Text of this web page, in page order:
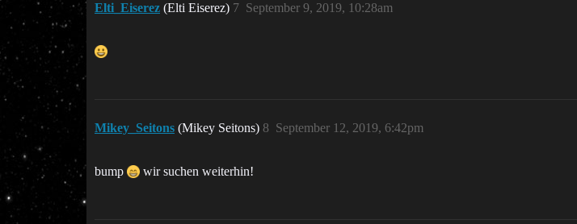
Elti_Eiserez (Elti Eiserez) September 9, 2019, 10:28am
7
Mikey_Seitons (Mikey Seitons) September 12, 2019, 6:42pm
8
bump wir suchen weiterhin!